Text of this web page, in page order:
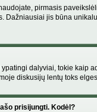
pirmasis
jis būna
dalyviai, tokie
diskusijų lentų toks
prisijungti. Kodėl?